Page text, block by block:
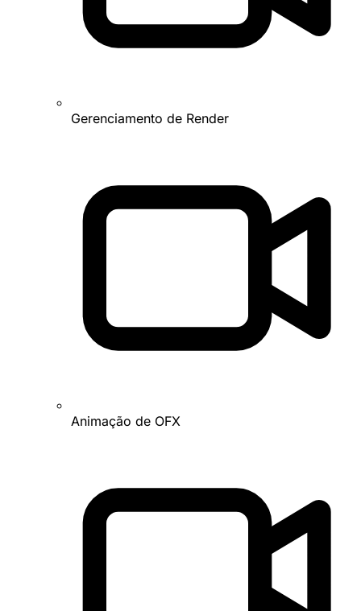
Gerenciamento de Render
Animação de OFX